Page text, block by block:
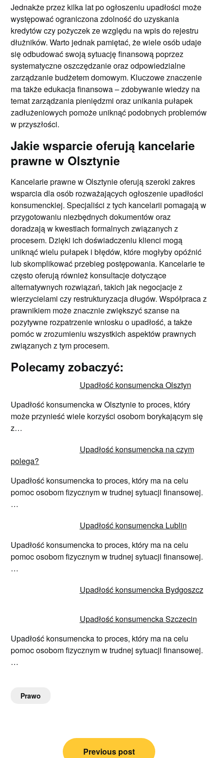
Jednakże przez kilka lat po ogłoszeniu upadłości może
występować ograniczona zdolność do uzyskania
kredytów czy pożyczek ze względu na wpis do rejestru
dłużników. Warto jednak pamiętać, że wiele osób udaje
się odbudować swoją sytuację finansową poprzez
systematyczne oszczędzanie oraz odpowiedzialne
zarządzanie budżetem domowym. Kluczowe znaczenie
ma także edukacja finansowa – zdobywanie wiedzy na
temat zarządzania pieniędzmi oraz unikania pułapek
zadłużeniowych pomoże uniknąć podobnych problemów
w przyszłości.
Jakie wsparcie oferują kancelarie
prawne w Olsztynie
Kancelarie prawne w Olsztynie oferują szeroki zakres
wsparcia dla osób rozważających ogłoszenie upadłości
konsumenckiej. Specjaliści z tych kancelarii pomagają w
przygotowaniu niezbędnych dokumentów oraz
doradzają w kwestiach formalnych związanych z
procesem. Dzięki ich doświadczeniu klienci mogą
uniknąć wielu pułapek i błędów, które mogłyby opóźnić
lub skomplikować przebieg postępowania. Kancelarie te
często oferują również konsultacje dotyczące
alternatywnych rozwiązań, takich jak negocjacje z
wierzycielami czy restrukturyzacja długów. Współpraca z
prawnikiem może znacznie zwiększyć szanse na
pozytywne rozpatrzenie wniosku o upadłość, a także
pomóc w zrozumieniu wszystkich aspektów prawnych
związanych z tym procesem.
Polecamy zobaczyć:
Upadłość konsumencka Olsztyn
Upadłość konsumencka w Olsztynie to proces, który
może przynieść wiele korzyści osobom borykającym się
z…
Upadłość konsumencka na czym
polega?
Upadłość konsumencka to proces, który ma na celu
pomoc osobom fizycznym w trudnej sytuacji finansowej.
…
Upadłość konsumencka Lublin
Upadłość konsumencka to proces, który ma na celu
pomoc osobom fizycznym w trudnej sytuacji finansowej.
…
Upadłość konsumencka Bydgoszcz
Upadłość konsumencka Szczecin
Upadłość konsumencka to proces, który ma na celu
pomoc osobom fizycznym w trudnej sytuacji finansowej.
…
Prawo
Nawigacja
Previous post